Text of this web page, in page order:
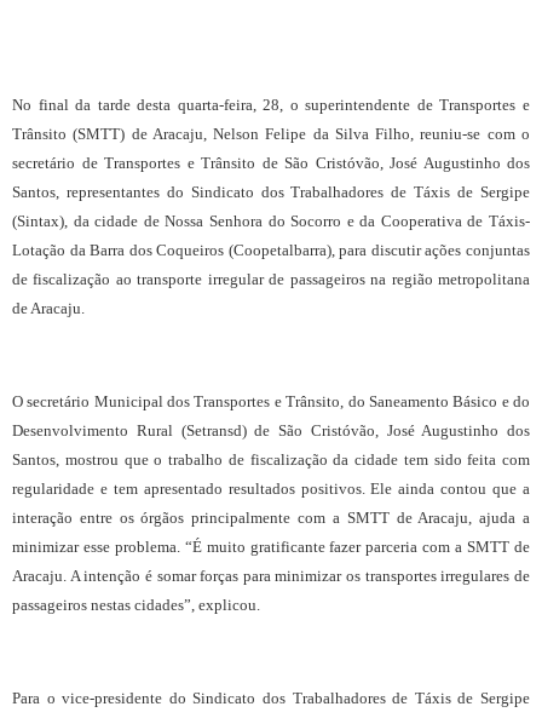
No final da tarde desta quarta-feira, 28, o superintendente de Transportes e
Trânsito (SMTT) de Aracaju, Nelson Felipe da Silva Filho, reuniu-se com o
secretário de Transportes e Trânsito de São Cristóvão, José Augustinho dos
Santos, representantes do Sindicato dos Trabalhadores de Táxis de Sergipe
(Sintax), da cidade de Nossa Senhora do Socorro e da Cooperativa de Táxis-
Lotação da Barra dos Coqueiros (Coopetalbarra), para discutir ações conjuntas
de fiscalização ao transporte irregular de passageiros na região metropolitana
de Aracaju.
O secretário Municipal dos Transportes e Trânsito, do Saneamento Básico e do
Desenvolvimento Rural (Setransd) de São Cristóvão, José Augustinho dos
Santos, mostrou que o trabalho de fiscalização da cidade tem sido feita com
regularidade e tem apresentado resultados positivos. Ele ainda contou que a
interação entre os órgãos principalmente com a SMTT de Aracaju, ajuda a
minimizar esse problema. “É muito gratificante fazer parceria com a SMTT de
Aracaju. A intenção é somar forças para minimizar os transportes irregulares de
passageiros nestas cidades”, explicou.
Para o vice-presidente do Sindicato dos Trabalhadores de Táxis de Sergipe